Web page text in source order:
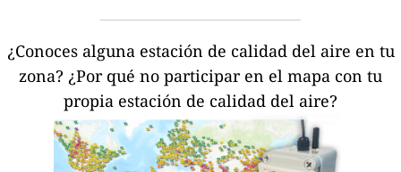
¿Conoces alguna estación de calidad del aire en tu
zona? ¿Por qué no participar en el mapa con tu
propia estación de calidad del aire?